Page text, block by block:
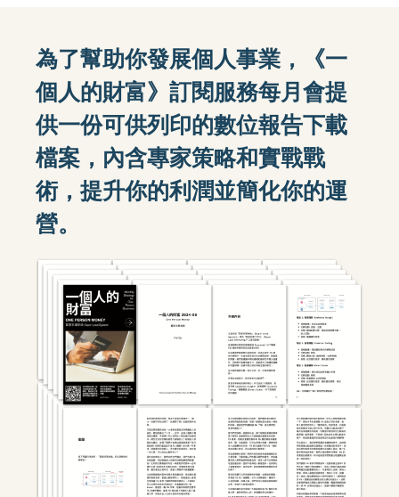
為了幫助你發展個人事業，《一
個人的財富》訂閱服務每月會提
供一份可供列印的數位報告下載
檔案，內含專家策略和實戰戰
術，提升你的利潤並簡化你的運
營。